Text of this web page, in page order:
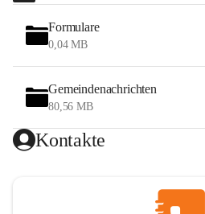
Formulare
0,04 MB
Gemeindenachrichten
80,56 MB
Kontakte